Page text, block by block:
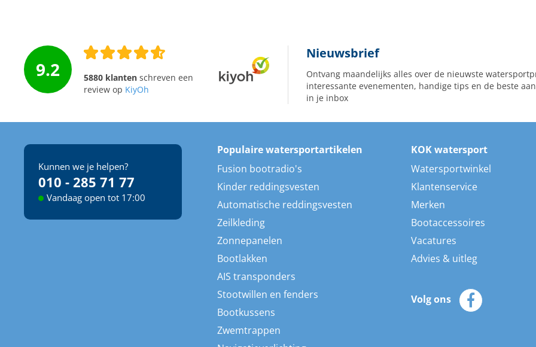
9.2 5880 klantenschreven een
review op KiyOh
Nieuwsbrief
Ontvang maandelijks alles over de nieuwste
interessante evenementen, handige tips en de beste
in je inbox
Kunnen we je helpen?
010 - 285 71 77
Vandaag open tot 17:00
Populaire watersportartikelen
Fusion bootradio's
Kinder reddingsvesten
Automatische reddingsvesten
Zeilkleding
Zonnepanelen
Bootlakken
AIS transponders
Stootwillen en fenders
Bootkussens
Zwemtrappen
KOK watersport
Watersportwinkel
Klantenservice
Merken
Bootaccessoires
Vacatures
Advies & uitleg
Volg ons